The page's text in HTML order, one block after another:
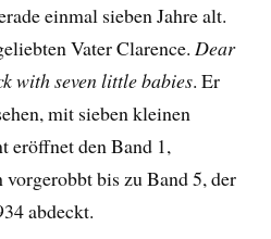
einmal sieben Jahre alt.
Vater Clarence.Dear
with seven little babies. Er
mit sieben kleinen
eröffnet den Band 1,
bis zu Band 5, der
abdeckt.